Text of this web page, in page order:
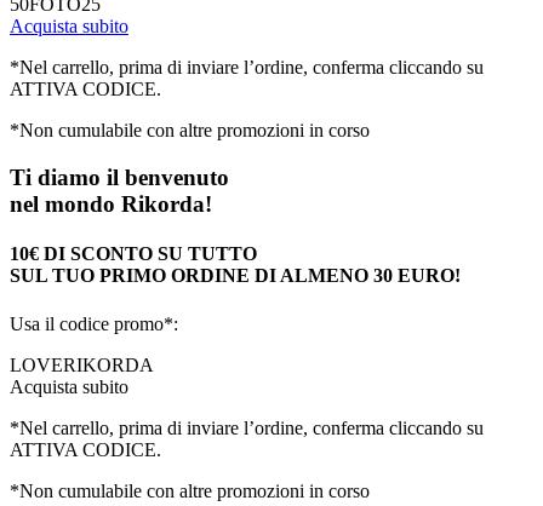
50FOTO25
Acquista subito
*Nel carrello, prima di inviare l’ordine, conferma cliccando su
ATTIVA CODICE.
*Non cumulabile con altre promozioni in corso
Ti diamo il benvenuto
nel mondo Rikorda!
10€ DI SCONTO SU TUTTO
SUL TUO PRIMO ORDINE DI ALMENO 30 EURO!
Usa il codice promo*:
LOVERIKORDA
Acquista subito
*Nel carrello, prima di inviare l’ordine, conferma cliccando su
ATTIVA CODICE.
*Non cumulabile con altre promozioni in corso